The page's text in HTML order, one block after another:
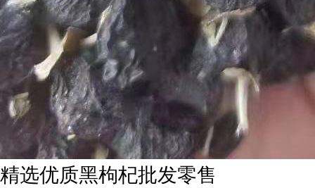
精选优质黑枸杞批发零售